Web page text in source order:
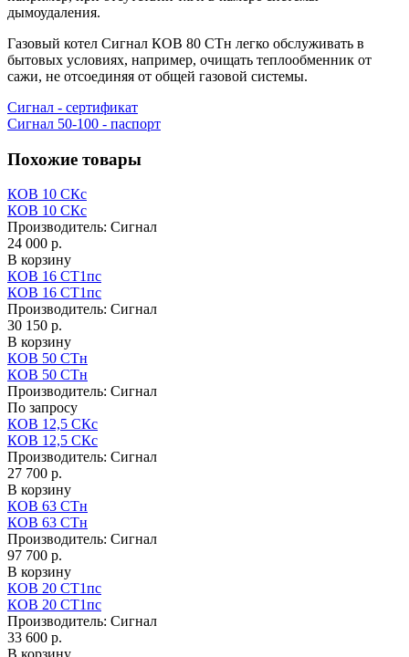
дымоудаления.
Газовый котел Сигнал КОВ 80 СТн легко обслуживать в
бытовых условиях, например, очищать теплообменник от
сажи, не отсоединяя от общей газовой системы.
Сигнал - сертификат
Сигнал 50-100 - паспорт
Похожие товары
КОВ 10 СКс
КОВ 10 СКс
Производитель: Сигнал
24 000 р.
В корзину
КОВ 16 СТ1пс
КОВ 16 СТ1пс
Производитель: Сигнал
30 150 р.
В корзину
КОВ 50 СТн
КОВ 50 СТн
Производитель: Сигнал
По запросу
КОВ 12,5 СКс
КОВ 12,5 СКс
Производитель: Сигнал
27 700 р.
В корзину
КОВ 63 СТн
КОВ 63 СТн
Производитель: Сигнал
97 700 р.
В корзину
КОВ 20 СТ1пс
КОВ 20 СТ1пс
Производитель: Сигнал
33 600 р.